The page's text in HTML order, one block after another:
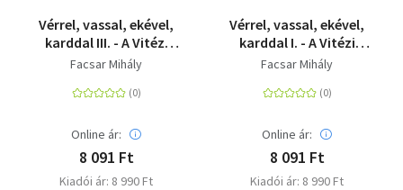
Vérrel, vassal, ekével,
karddal III. - A Vitézi
rend gondolatisága
Facsar Mihály
Online ár:
8 091 Ft
Kiadói ár: 8 990 Ft
Vérrel, vassal, ekével,
karddal I. - A Vitézi
rend
Facsar Mihály
Online ár:
8 091 Ft
Kiadói ár: 8 990 Ft